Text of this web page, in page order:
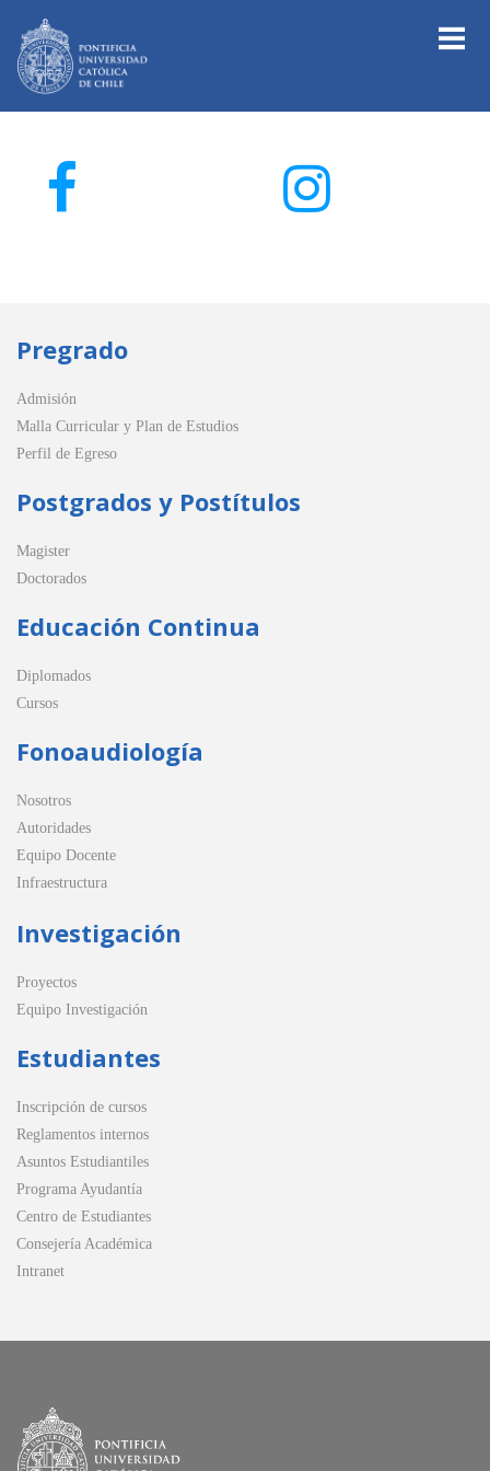
Pregrado
Admisión
Malla Curricular y Plan de Estudios
Perfil de Egreso
Postgrados y Postítulos
Magister
Doctorados
Educación Continua
Diplomados
Cursos
Fonoaudiología
Nosotros
Autoridades
Equipo Docente
Infraestructura
Investigación
Proyectos
Equipo Investigación
Estudiantes
Inscripción de cursos
Reglamentos internos
Asuntos Estudiantiles
Programa Ayudantía
Centro de Estudiantes
Consejería Académica
Intranet